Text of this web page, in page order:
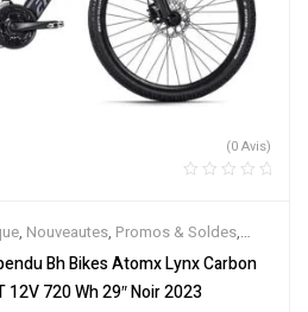
(0 Avis)
, Nouveautes, Promos & Soldes,
ville,Velos Electriques,VTT
Bh Bikes Atomx Lynx Carbon
720 Wh 29″ Noir 2023